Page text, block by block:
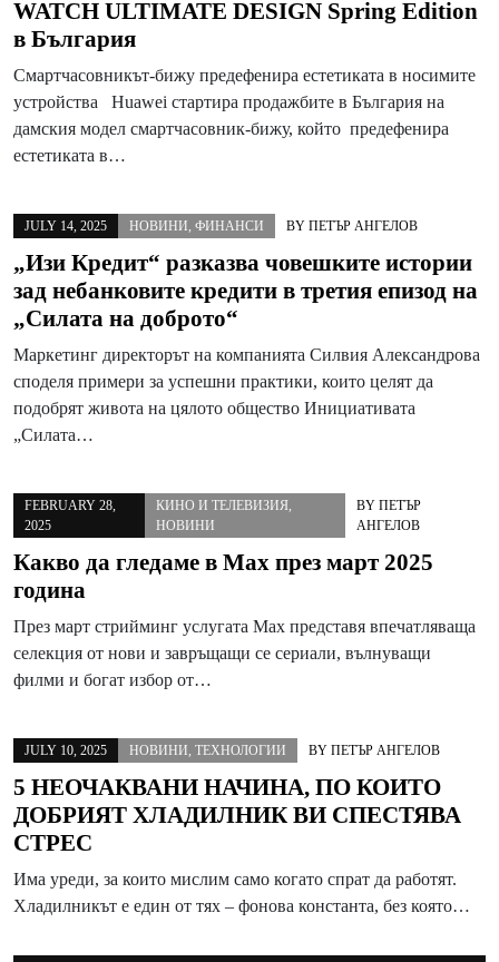
WATCH ULTIMATE DESIGN Spring Edition
в България
Смартчасовникът-бижу предефенира естетиката в носимите
устройства Huawei стартира продажбите в България на
дамския модел смартчасовник-бижу, който предефенира
естетиката в…
JULY 14, 2025 НОВИНИ, ФИНАНСИ BY ПЕТЪР АНГЕЛОВ
„Изи Кредит“ разказва човешките истории
зад небанковите кредити в третия епизод на
„Силата на доброто“
Маркетинг директорът на компанията Силвия Александрова
споделя примери за успешни практики, които целят да
подобрят живота на цялото общество Инициативата
„Силата…
FEBRUARY 28,
2025
КИНО И ТЕЛЕВИЗИЯ,
НОВИНИ
BY ПЕТЪР
АНГЕЛОВ
Какво да гледаме в Max през март 2025
година
През март стрийминг услугата Max представя впечатляваща
селекция от нови и завръщащи се сериали, вълнуващи
филми и богат избор от…
JULY 10, 2025 НОВИНИ, ТЕХНОЛОГИИ BY ПЕТЪР АНГЕЛОВ
5 НЕОЧАКВАНИ НАЧИНА, ПО КОИТО
ДОБРИЯТ ХЛАДИЛНИК ВИ СПЕСТЯВА
СТРЕС
Има уреди, за които мислим само когато спрат да работят.
Хладилникът е един от тях – фонова константа, без която…